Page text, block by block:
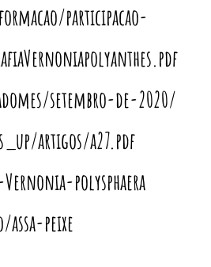
participacao-
setembro-de-2020/
artigos/a27.pdf
polysphaera
peixe